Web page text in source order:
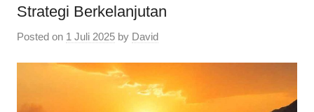
Strategi Berkelanjutan
Posted on 1 Juli 2025 by David